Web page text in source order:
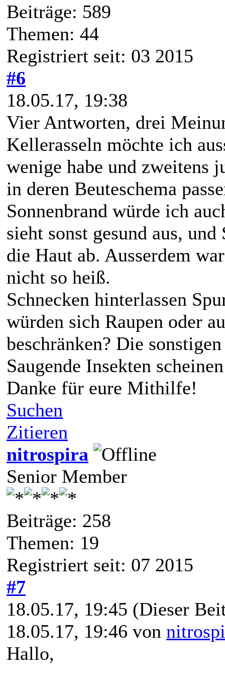
Beiträge: 589
Themen: 44
Registriert seit: 03 2015
#6
18.05.17, 19:38
Vier Antworten, drei
Kellerasseln möchte ich
wenige habe und zweitens
in deren Beuteschema
Sonnenbrand würde ich
sieht sonst gesund aus,
die Haut ab. Ausserdem
nicht so heiß.
Schnecken hinterlassen
würden sich Raupen oder
beschränken? Die
Saugende Insekten
Danke für eure Mithilfe!
Suchen
Zitieren
nitrospira
Senior Member
Beiträge: 258
Themen: 19
Registriert seit: 07 2015
#7
18.05.17, 19:45 (Dieser
18.05.17, 19:46 von
Hallo,